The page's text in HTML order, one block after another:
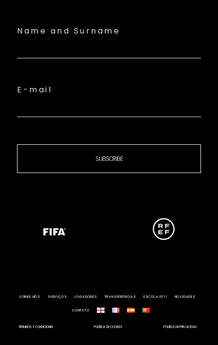
Name and Surname
E-mail
SUBSCRIBE
SOBRE NÓS SERVIÇOS JOGADORES TRANSFERÊNCIAS ESCOLA EF11 NOVIDADES
CONTATO
TÉRMINOS Y CONDICIONES POLÍTICA DE COOKIES POLÍTICA DE PRIVACIDAD